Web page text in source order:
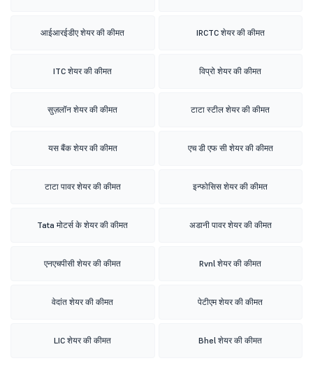
आईआरईडीए शेयर की कीमत IRCTC शेयर की कीमत
ITC शेयर की कीमत विप्रो शेयर की कीमत
सुज़लॉन शेयर की कीमत टाटा स्टील शेयर की कीमत
यस बैंक शेयर की कीमत एच डी एफ सी शेयर की कीमत
टाटा पावर शेयर की कीमत इन्फोसिस शेयर की कीमत
Tata मोटर्स के शेयर की कीमत अडानी पावर शेयर की कीमत
एनएचपीसी शेयर की कीमत Rvnl शेयर की कीमत
वेदांत शेयर की कीमत पेटीएम शेयर की कीमत
LIC शेयर की कीमत Bhel शेयर की कीमत